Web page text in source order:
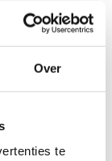
Over
te
ik